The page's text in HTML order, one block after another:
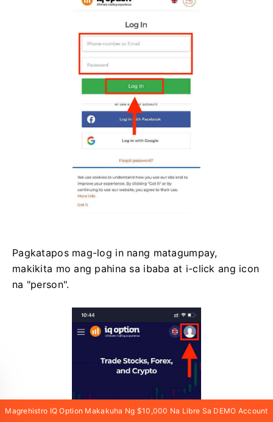
Pagkatapos mag-log in nang matagumpay,
makikita mo ang pahina sa ibaba at i-click ang icon
na "person".
Magrehistro IQ Option Makakuha Ng $10,000 Na Libre Sa DEMO Account